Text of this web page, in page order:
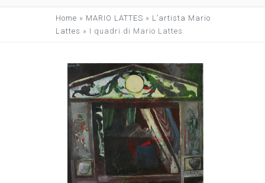
Home » MARIO LATTES » L’artista Mario
Lattes » I quadri di Mario Lattes